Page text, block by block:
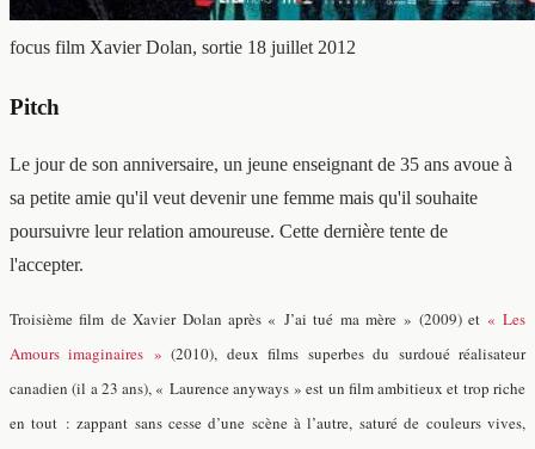
focus film Xavier Dolan, sortie 18 juillet 2012
Pitch
Le jour de son anniversaire, un jeune enseignant de 35 ans avoue à
sa petite amie qu'il veut devenir une femme mais qu'il souhaite
poursuivre leur relation amoureuse. Cette dernière tente de
l'accepter.
Troisième film de Xavier Dolan après « J’ai tué ma mère » (2009) et « Les
Amours imaginaires » (2010), deux films superbes du surdoué réalisateur
canadien (il a 23 ans), « Laurence anyways » est un film ambitieux et trop riche
en tout : zappant sans cesse d’une scène à l’autre, saturé de couleurs vives,